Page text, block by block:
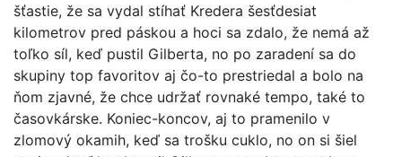
šťastie, že sa vydal stíhať Kredera šesťdesiat
kilometrov pred páskou a hoci sa zdalo, že nemá až
toľko síl, keď pustil Gilberta, no po zaradení sa do
skupiny top favoritov aj čo-to prestriedal a bolo na
ňom zjavné, že chce udržať rovnaké tempo, také to
časovkárske. Koniec-koncov, aj to pramenilo v
zlomový okamih, keď sa trošku cuklo, no on si šiel